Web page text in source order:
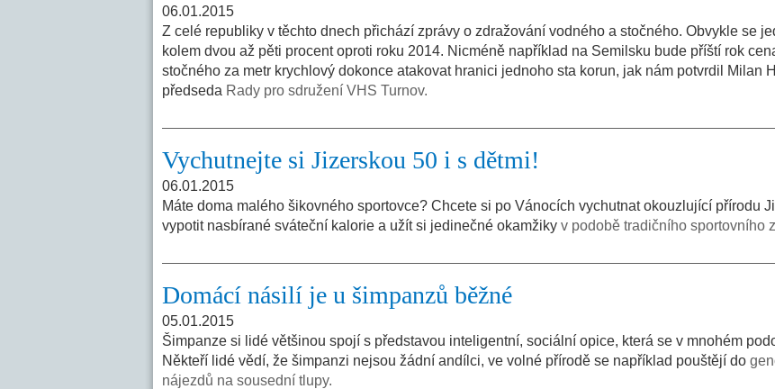
06.01.2015
Z celé republiky v těchto dnech přichází zprávy o zdražování vodného a stočného. Obvykle se
kolem dvou až pěti procent oproti roku 2014. Nicméně například na Semilsku bude příští rok
stočného za metr krychlový dokonce atakovat hranici jednoho sta korun, jak nám potvrdil Milan
předseda Rady pro sdružení VHS Turnov.
Vychutnejte si Jizerskou 50 i s dětmi!
06.01.2015
Máte doma malého šikovného sportovce? Chcete si po Vánocích vychutnat okouzlující přírodu
vypotit nasbírané sváteční kalorie a užít si jedinečné okamžiky v podobě tradičního sportovního
Domácí násilí je u šimpanzů běžné
05.01.2015
Šimpanze si lidé většinou spojí s představou inteligentní, sociální opice, která se v mnohém
Někteří lidé vědí, že šimpanzi nejsou žádní andílci, ve volné přírodě se například pouštějí do
nájezdů na sousední tlupy.